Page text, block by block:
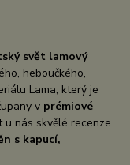
svět lamový
heboučkého,
Lama, který je
v prémiové
nás skvělé recenze
s kapucí,